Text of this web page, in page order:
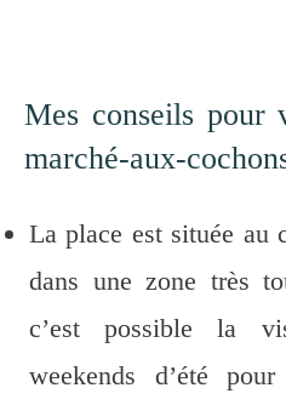
Mes conseils pour
marché-aux-
La place est située au
dans une zone très
c’est possible la
weekends d’été pour